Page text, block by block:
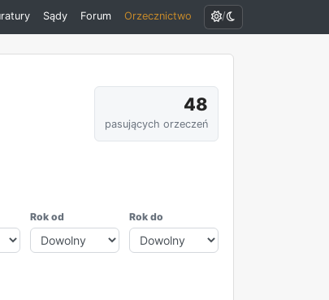
Sądy Forum Orzecznictwo /
48
pasujących orzeczeń
Rok od Rok do